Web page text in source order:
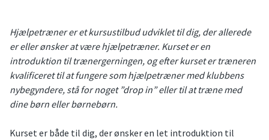
Hjælpetræner er et kursustilbud udviklet til dig, der allerede
er eller ønsker at være hjælpetræner. Kurset er en
introduktion til trænergerningen, og efter kurset er træneren
kvalificeret til at fungere som hjælpetræner med klubbens
nybegyndere, stå for noget ”drop in” eller til at træne med
dine børn eller børnebørn.
Kurset er både til dig, der ønsker en let introduktion til